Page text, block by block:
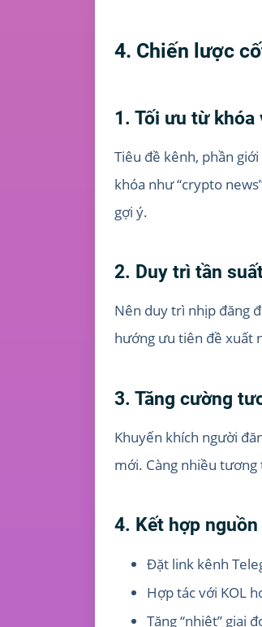
4. Chiến lược
1. Tối ưu từ khóa
Tiêu đề kênh, phần
khóa như “crypto
gợi ý.
2. Duy trì tần
Nên duy trì nhịp đăng
hướng ưu tiên đề xuất
3. Tăng cường
Khuyến khích người
mới. Càng nhiều
4. Kết hợp
Đặt link kênh
Hợp tác với KOL
Tăng “nhiệt” giai